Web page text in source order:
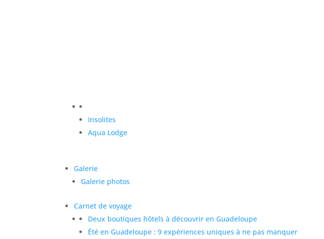
Insolites
Aqua Lodge
Galerie
Galerie photos
Carnet de voyage
Deux boutiques hôtels à découvrir en Guadeloupe
Été en Guadeloupe : 9 expériences uniques à ne pas manquer